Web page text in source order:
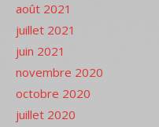
août 2021
juillet 2021
juin 2021
novembre 2020
octobre 2020
juillet 2020